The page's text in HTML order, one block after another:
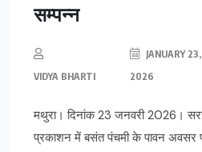
सम्पन्न
VIDYA BHARTI
JANUARY 23,
2026
मथुरा। दिनांक 23 जनवरी 2026।
प्रकाशन में बसंत पंचमी के पावन अवसर